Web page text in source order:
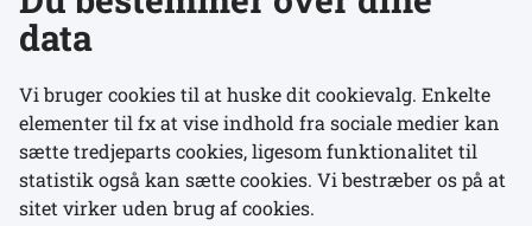
Se alle kontaktnumre
Links
Udgivelser
data
Vi bruger cookies til at huske dit cookievalg. Enkelte
elementer til fx at vise indhold fra sociale medier kan
sætte tredjeparts cookies, ligesom funktionalitet til
statistik også kan sætte cookies. Vi bestræber os på at
sitet virker uden brug af cookies.